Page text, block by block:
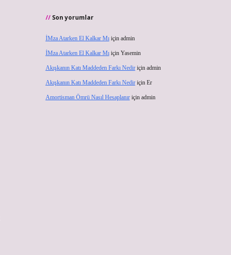
Son yorumlar
İMza Atarken El Kalkar Mıiçin admin
İMza Atarken El Kalkar Mıiçin Yasemin
Akışkanın Katı Maddeden Farkı Nediriçin admin
Akışkanın Katı Maddeden Farkı Nediriçin Er
Amortisman Ömrü Nasıl Hesaplanıriçin admin